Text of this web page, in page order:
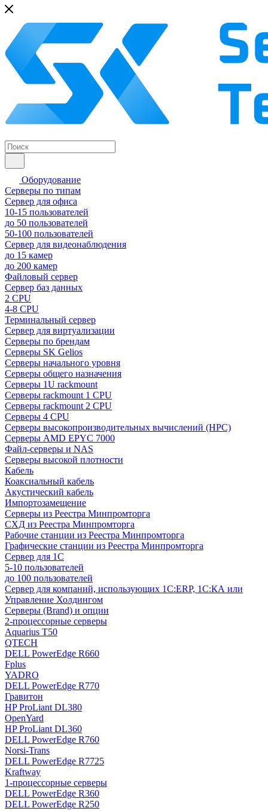
Оборудование
Серверы по типам
Сервер для офиса
10-15 пользователей
до 50 пользователей
50-100 пользователей
Сервер для видеонаблюдения
до 15 камер
до 200 камер
Файловый сервер
Сервер баз данных
2 CPU
4-8 CPU
Терминальный сервер
Сервер для виртуализации
Серверы по брендам
Серверы SK Gelios
Серверы начального уровня
Серверы общего назначения
Серверы 1U rackmount
Серверы rackmount 1 CPU
Серверы rackmount 2 CPU
Серверы 4 CPU
Серверы высокопроизводительных вычислений (HPC)
Серверы AMD EPYC 7000
Файл-серверы и NAS
Серверы высокой плотности
Кабель
Коаксиальный кабель
Акустический кабель
Импортозамещение
Серверы из Реестра Минпромторга
СХД из Реестра Минпромторга
Рабочие станции из Реестра Минпромторга
Графические станции из Реестра Минпромторга
Сервер для 1С
5-10 пользователей
до 100 пользователей
Сервер для компаний, использующих 1C:ERP, 1С:КА или
Управление Холдингом
Серверы (Brand) и опции
2-процессорные серверы
Aquarius T50
QTECH
DELL PowerEdge R660
Fplus
YADRO
DELL PowerEdge R770
Гравитон
HP ProLiant DL380
OpenYard
HP ProLiant DL360
DELL PowerEdge R760
Norsi-Trans
DELL PowerEdge R7725
Kraftway
1-процессорные серверы
DELL PowerEdge R360
DELL PowerEdge R250